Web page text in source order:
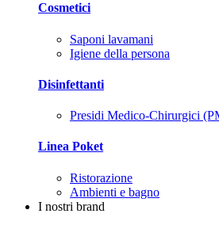
Cosmetici
Saponi lavamani
Igiene della persona
Disinfettanti
Presidi Medico-Chirurgici
Linea Poket
Ristorazione
Ambienti e bagno
I nostri brand